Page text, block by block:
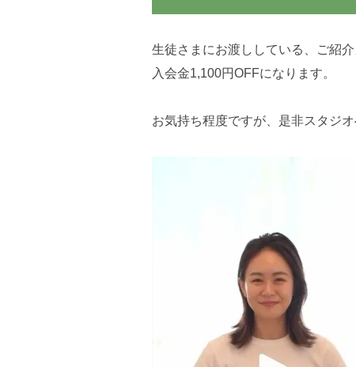
生徒さまにお渡ししている、ご紹
入会金1,100円OFFになります。
お気持ち程度ですが、是非スタジ